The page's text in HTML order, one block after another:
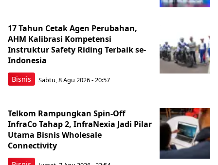
Bisnis
17 Tahun Cetak Agen Perubahan,
AHM Kalibrasi Kompetensi
Instruktur Safety Riding Terbaik se-
Indonesia
Sabtu, 8 Agu 2026 - 20:57
Telkom Rampungkan Spin-Off
InfraCo Tahap 2, InfraNexia Jadi Pilar
Utama Bisnis Wholesale
Connectivity